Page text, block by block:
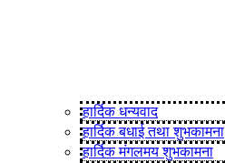
हार्दिक धन्यवाद
हार्दिक बधाई तथा शुभकामना
हार्दिक मंगलमय शुभकामना